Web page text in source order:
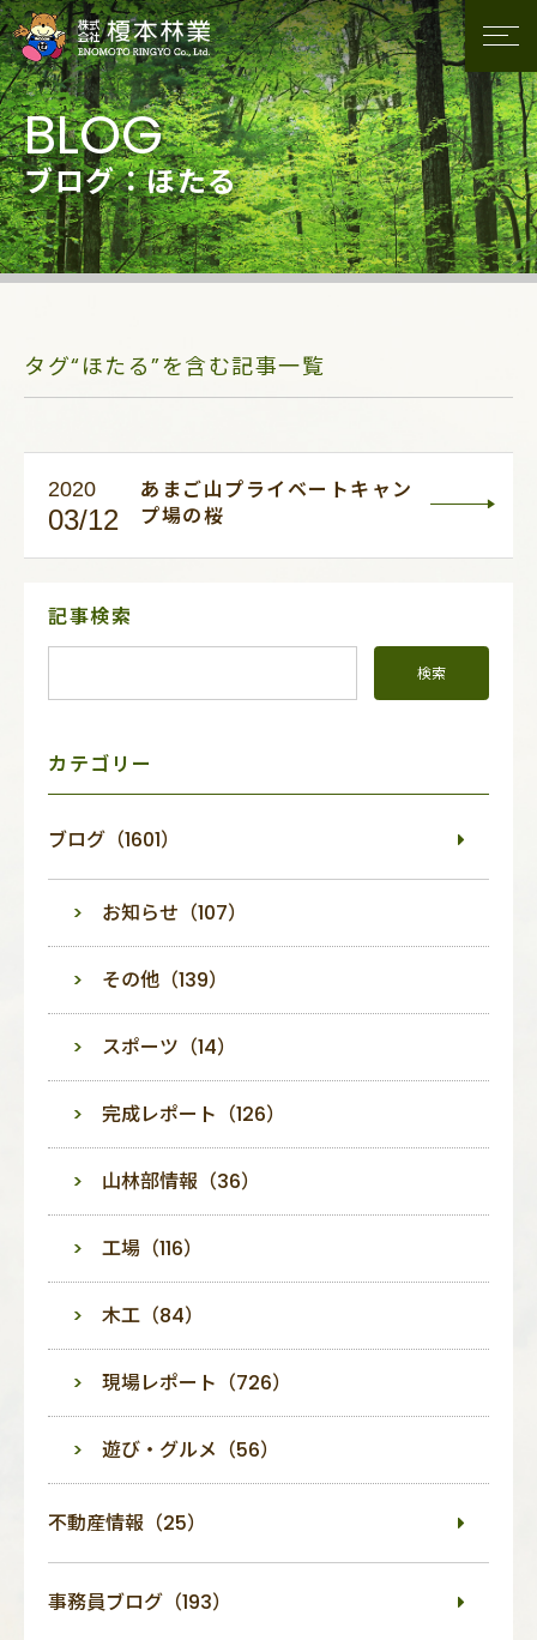
ブログ：ほたる
タグ“ほたる”を含む記事一覧
2020
03/12
あまご山プライベートキャン
プ場の桜
サ
ニ
記事検索
カテゴリー
ブログ（1601）
お知らせ（107）
その他（139）
スポーツ（14）
完成レポート（126）
山林部情報（36）
工場（116）
木工（84）
現場レポート（726）
遊び・グルメ（56）
不動産情報（25）
事務員ブログ（193）